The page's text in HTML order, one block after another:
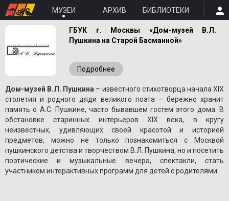
МУЗЕИ АРХИВ БИБЛИОТЕКИ
ГБУК г. Москвы «Дом-музей В.Л.
Пушкина на Старой Басманной»
Подробнее
Дом-музей В.Л. Пушкина – известного стихотворца начала XIX
столетия и родного дяди великого поэта – бережно хранит
память о A.С. Пушкине, часто бывавшем гостем этого дома. В
обстановке старинных интерьеров XIX века, в кругу
неизвестных, удивляющих своей красотой и историей
предметов, можно не только познакомиться с Москвой
пушкинского детства и творчеством В.Л. Пушкина, но и посетить
поэтические и музыкальные вечера, спектакли, стать
участником интерактивных программ для детей с родителями.